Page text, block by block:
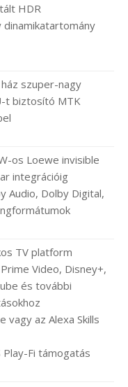
HDR
dinamikatartomány
szuper-nagy
t biztosító MTK
os Loewe invisible
integrációig
Audio, Dolby Digital,
TV platform
Video, Disney+,
és további
vagy az Alexa Skills
Play-Fi támogatás